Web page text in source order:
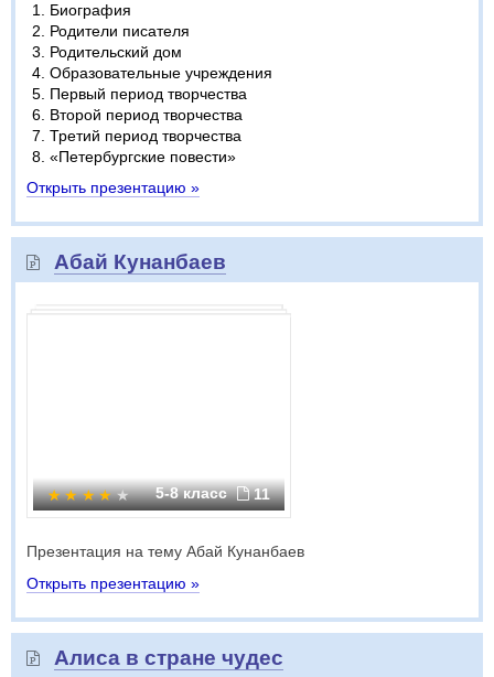
Биография
Родители писателя
Родительский дом
Образовательные учреждения
Первый период творчества
Второй период творчества
Третий период творчества
«Петербургские повести»
Открыть презентацию »
Абай Кунанбаев
5-8 класс 11
Презентация на тему Абай Кунанбаев
Открыть презентацию »
Алиса в стране чудес